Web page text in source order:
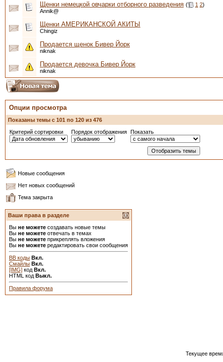
Щенки немецкой овчарки отборного разведения ( 1 2)
Annik@
Щенки АМЕРИКАНСКОЙ АКИТЫ
Chingiz
Продается щенок Бивер Йорк
niknak
Продается девочка Бивер Йорк
niknak
Опции просмотра
Показаны темы с 101 по 120 из 476
Критерий сортировки
Порядок отображения Показать
Новые сообщения
Нет новых сообщений
Тема закрыта
Ваши права в разделе
Вы не можете создавать новые темы
Вы не можете отвечать в темах
Вы не можете прикреплять вложения
Вы не можете редактировать свои сообщения
BB коды Вкл.
Смайлы Вкл.
[IMG] код Вкл.
HTML код Выкл.
Правила форума
Текущее